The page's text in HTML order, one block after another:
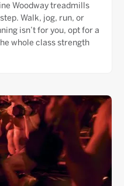
Woodway treadmills
Walk, jog, run, or
isn’t for you, opt for a
whole class strength